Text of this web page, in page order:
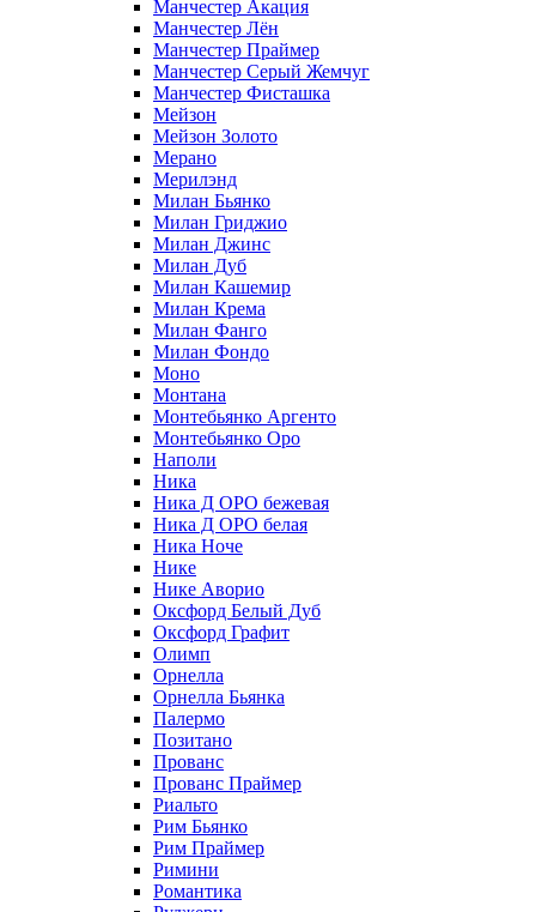
Манчестер Акация
Манчестер Лён
Манчестер Праймер
Манчестер Серый Жемчуг
Манчестер Фисташка
Мейзон
Мейзон Золото
Мерано
Мерилэнд
Милан Бьянко
Милан Гриджио
Милан Джинс
Милан Дуб
Милан Кашемир
Милан Крема
Милан Фанго
Милан Фондо
Моно
Монтана
Монтебьянко Аргенто
Монтебьянко Оро
Наполи
Ника
Ника Д ОРО бежевая
Ника Д ОРО белая
Ника Ноче
Нике
Нике Аворио
Оксфорд Белый Дуб
Оксфорд Графит
Олимп
Орнелла
Орнелла Бьянка
Палермо
Позитано
Прованс
Прованс Праймер
Риальто
Рим Бьянко
Рим Праймер
Римини
Романтика